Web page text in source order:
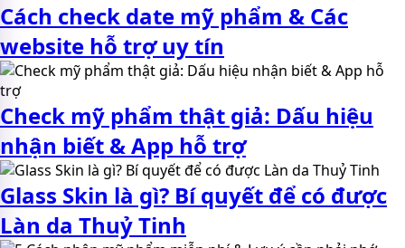
Cách check date mỹ phẩm & Các
website hỗ trợ uy tín
Check mỹ phẩm thật giả: Dấu hiệu
nhận biết & App hỗ trợ
Glass Skin là gì? Bí quyết để có được
Làn da Thuỷ Tinh